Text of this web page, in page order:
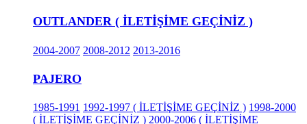
OUTLANDER ( İLETİŞİME GEÇİNİZ )
2004-2007 2008-2012 2013-2016
PAJERO
1985-1991 1992-1997 ( İLETİŞİME GEÇİNİZ ) 1998-2000
( İLETİŞİME GEÇİNİZ ) 2000-2006 ( İLETİŞİME